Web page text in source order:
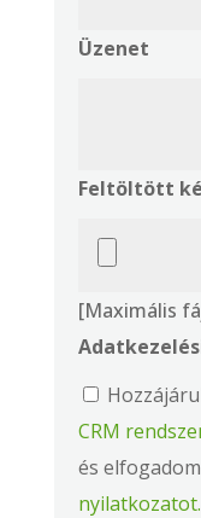
Üzenet
Feltöltött
[Maximális
CRM
és
nyilatkozatot.